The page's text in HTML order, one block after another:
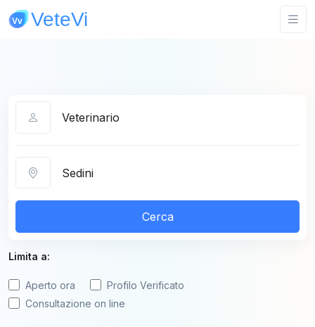
Cerca
Limita a:
Aperto ora
Profilo Verificato
Consultazione on line